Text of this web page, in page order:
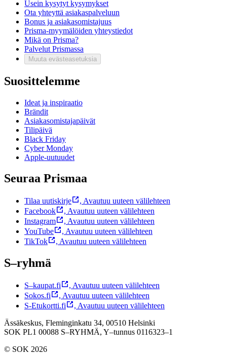
Usein kysytyt kysymykset
Ota yhteyttä asiakaspalveluun
Bonus ja asiakasomistajuus
Prisma-myymälöiden yhteystiedot
Mikä on Prisma?
Palvelut Prismassa
Muuta evästeasetuksia
Suosittelemme
Ideat ja inspiraatio
Brändit
Asiakasomistajapäivät
Tilipäivä
Black Friday
Cyber Monday
Apple-uutuudet
Seuraa Prismaa
Tilaa uutiskirje , Avautuu uuteen välilehteen
Facebook
, Avautuu uuteen välilehteen
Instagram
, Avautuu uuteen välilehteen
YouTube
, Avautuu uuteen välilehteen
TikTok
, Avautuu uuteen välilehteen
S–ryhmä
S–kaupat.fi , Avautuu uuteen välilehteen
Sokos.fi
, Avautuu uuteen välilehteen
S-Etukortti.fi
, Avautuu uuteen välilehteen
Ässäkeskus, Fleminginkatu 34, 00510 Helsinki
SOK PL1 00088 S–RYHMÄ, Y–tunnus 0116323–1
© SOK 2026